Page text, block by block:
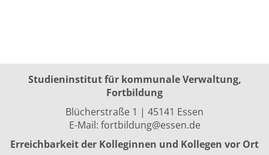
Studieninstitut für kommunale Verwaltung,
Fortbildung
Blücherstraße 1 | 45141 Essen
E-Mail: fortbildung@essen.de
Erreichbarkeit der Kolleginnen und Kollegen vor Ort